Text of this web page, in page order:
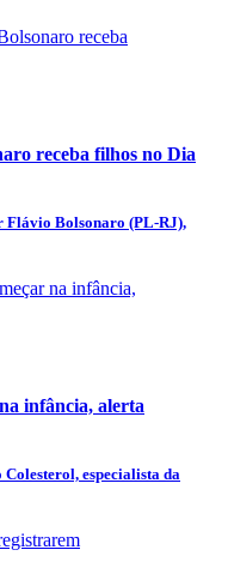
receba filhos no Dia
Flávio Bolsonaro (PL-RJ),
infância, alerta
especialista da